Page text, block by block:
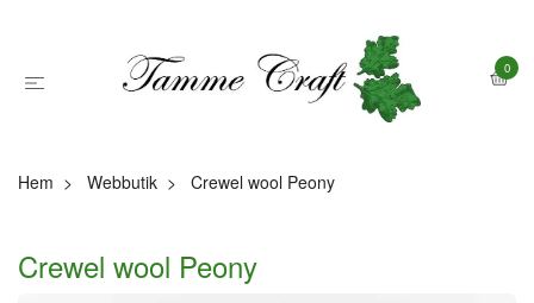
0
Hem Webbutik Crewel wool Peony
Crewel wool Peony